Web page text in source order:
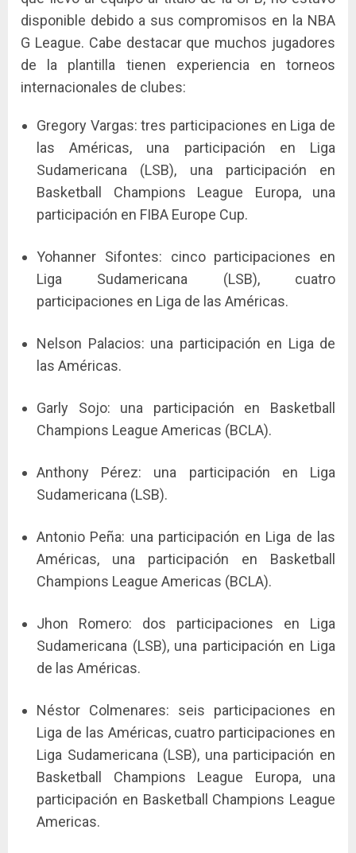
disponible debido a sus compromisos en la NBA
G League. Cabe destacar que muchos jugadores
de la plantilla tienen experiencia en torneos
internacionales de clubes:
Gregory Vargas: tres participaciones en Liga de
las Américas, una participación en Liga
Sudamericana (LSB), una participación en
Basketball Champions League Europa, una
participación en FIBA Europe Cup.
Yohanner Sifontes: cinco participaciones en
Liga Sudamericana (LSB), cuatro
participaciones en Liga de las Américas.
Nelson Palacios: una participación en Liga de
las Américas.
Garly Sojo: una participación en Basketball
Champions League Americas (BCLA).
Anthony Pérez: una participación en Liga
Sudamericana (LSB).
Antonio Peña: una participación en Liga de las
Américas, una participación en Basketball
Champions League Americas (BCLA).
Jhon Romero: dos participaciones en Liga
Sudamericana (LSB), una participación en Liga
de las Américas.
Néstor Colmenares: seis participaciones en
Liga de las Américas, cuatro participaciones en
Liga Sudamericana (LSB), una participación en
Basketball Champions League Europa, una
participación en Basketball Champions League
Americas.